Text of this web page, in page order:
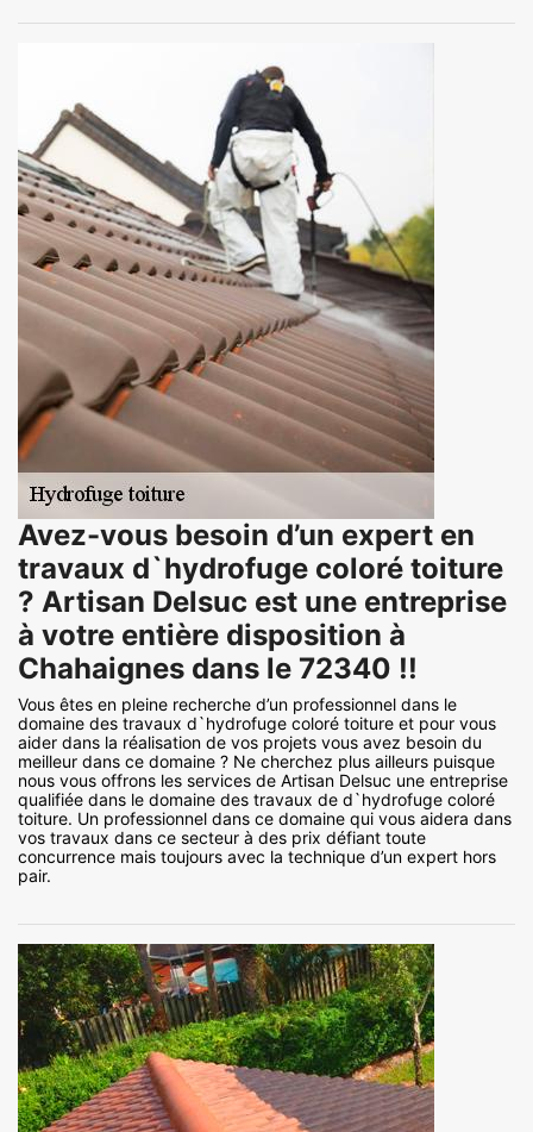
Avez-vous besoin d’un expert en
travaux d`hydrofuge coloré toiture
? Artisan Delsuc est une entreprise
à votre entière disposition à
Chahaignes dans le 72340 !!
Vous êtes en pleine recherche d’un professionnel dans le
domaine des travaux d`hydrofuge coloré toiture et pour vous
aider dans la réalisation de vos projets vous avez besoin du
meilleur dans ce domaine ? Ne cherchez plus ailleurs puisque
nous vous offrons les services de Artisan Delsuc une entreprise
qualifiée dans le domaine des travaux de d`hydrofuge coloré
toiture. Un professionnel dans ce domaine qui vous aidera dans
vos travaux dans ce secteur à des prix défiant toute
concurrence mais toujours avec la technique d’un expert hors
pair.